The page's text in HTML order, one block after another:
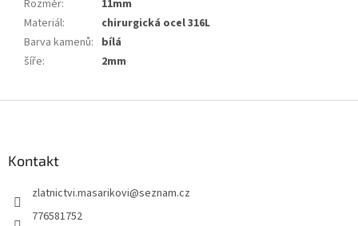
Rozměr:
11mm
Materiál:
chirurgická ocel 316L
Barva kamenů: bílá
šíře: 2mm
Kontakt
zlatnictvi.masarikovi@seznam.cz
776581752